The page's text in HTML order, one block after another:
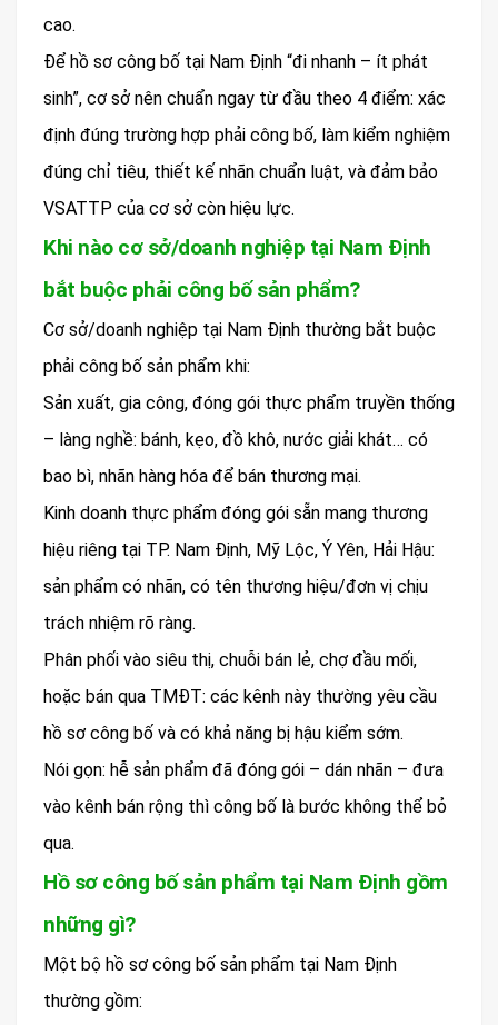
cao.
Để hồ sơ công bố tại Nam Định “đi nhanh – ít phát
sinh”, cơ sở nên chuẩn ngay từ đầu theo 4 điểm: xác
định đúng trường hợp phải công bố, làm kiểm nghiệm
đúng chỉ tiêu, thiết kế nhãn chuẩn luật, và đảm bảo
VSATTP của cơ sở còn hiệu lực.
Khi nào cơ sở/doanh nghiệp tại Nam Định
bắt buộc phải công bố sản phẩm?
Cơ sở/doanh nghiệp tại Nam Định thường bắt buộc
phải công bố sản phẩm khi:
Sản xuất, gia công, đóng gói thực phẩm truyền thống
– làng nghề: bánh, kẹo, đồ khô, nước giải khát… có
bao bì, nhãn hàng hóa để bán thương mại.
Kinh doanh thực phẩm đóng gói sẵn mang thương
hiệu riêng tại TP. Nam Định, Mỹ Lộc, Ý Yên, Hải Hậu:
sản phẩm có nhãn, có tên thương hiệu/đơn vị chịu
trách nhiệm rõ ràng.
Phân phối vào siêu thị, chuỗi bán lẻ, chợ đầu mối,
hoặc bán qua TMĐT: các kênh này thường yêu cầu
hồ sơ công bố và có khả năng bị hậu kiểm sớm.
Nói gọn: hễ sản phẩm đã đóng gói – dán nhãn – đưa
vào kênh bán rộng thì công bố là bước không thể bỏ
qua.
Hồ sơ công bố sản phẩm tại Nam Định gồm
những gì?
Một bộ hồ sơ công bố sản phẩm tại Nam Định
thường gồm: